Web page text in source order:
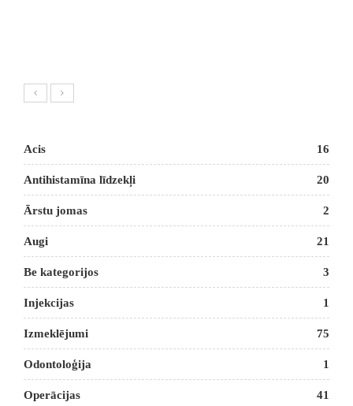
Acis 16
Antihistamīna līdzekļi 20
Ārstu jomas 2
Augi 21
Be kategorijos 3
Injekcijas 1
Izmeklējumi 75
Odontoloģija 1
Operācijas 41